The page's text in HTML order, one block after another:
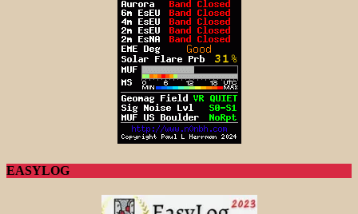
EASYLOG